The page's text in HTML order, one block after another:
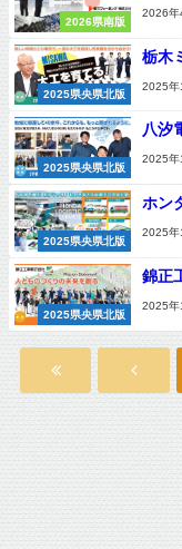
2026県南版
2026年
2025県央県北版
栃木
2025年
2025県央県北版
八汐
2025年
2025県央県北版
ホン
2025年
2025県央県北版
錦正
2025年